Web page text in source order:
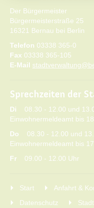
Der Bürgermeister
Bürgermeisterstraße 25
16321 Bernau bei Berlin
Telefon 03338 365-0
Fax 03338 365-105
E-Mail
Sprechzeiten der
Di 08.30 - 12.00 und
Einwohnermeldeamt bis
Do 08.30 - 12.00 und
Einwohnermeldeamt bis
Fr 09.00 - 12.00 Uhr
Start Anfahrt &
Datenschutz